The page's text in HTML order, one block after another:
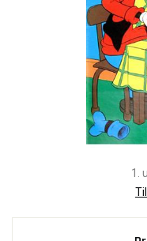
1.